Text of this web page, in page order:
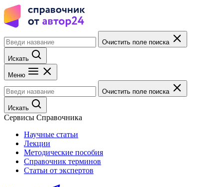
Очистить поле поиска
Искать
Меню
Очистить поле поиска
Искать
Сервисы Справочника
Научные статьи
Лекции
Методические пособия
Справочник терминов
Статьи от экспертов